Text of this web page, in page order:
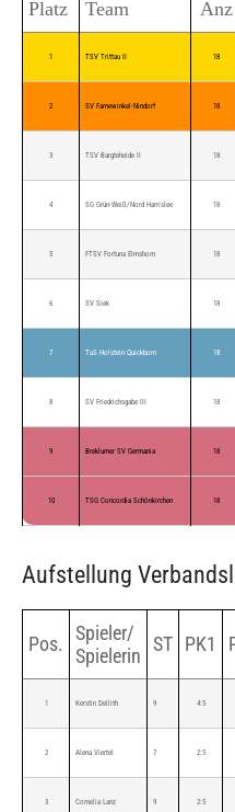
Platz Team Anz
1 TSV Trittau II 18
2 SV Farnewinkel-Nindorf 18
3 TSV Bargteheide II 18
4 SG Grün-Weiß/Nord Harrislee 18
5 FTSV Fortuna Elmshorn 18
6 SV Siek 18
7 TuS Holstein Quickborn 18
8 SV Friedrichsgabe III 18
9 Breklumer SV Germania 18
10 TSG Concordia Schönkirchen 18
Aufstellung
Pos.
Spieler/
Spielerin
ST PK1
1 Kerstin Dellith 9 4:5
2 Alena Viertel 7 2:5
3 Cornelia Lanz 9 2:5